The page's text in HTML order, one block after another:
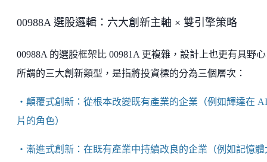
00988A 選股邏輯：六大創新主軸 × 雙引擎策略
00988A 的選股框架比 00981A 更複雜，設計上也更有具野
所謂的三大創新類型，是指將投資標的分為三個層次：
・顛覆式創新：從根本改變既有產業的企業（例如輝達在
片的角色）
・漸進式創新：在既有產業中持續改良的企業（例如記憶體